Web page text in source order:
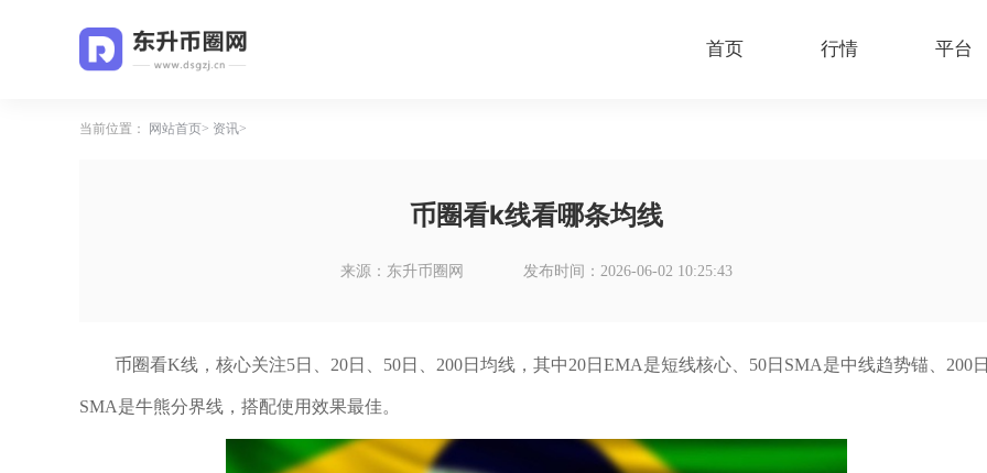
首页 行情 平台
当前位置： 网站首页 资讯
币圈看k线看哪条均线
来源：东升币圈网 发布时间：2026-06-02 10:25:43
币圈看K线，核心关注5日、20日、50日、200日均线，其中20日EMA是短线核心、50日SMA是中线趋势锚、200日
SMA是牛熊分界线，搭配使用效果最佳。